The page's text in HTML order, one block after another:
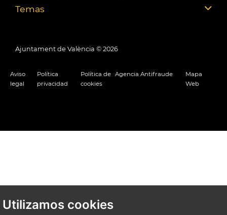
Utilizamos cookies
Temas
Ajuntament de València © 2026
Aviso
legal
Política
privacidad
Política de
cookies
Agencia Antifraude
Mapa
Web